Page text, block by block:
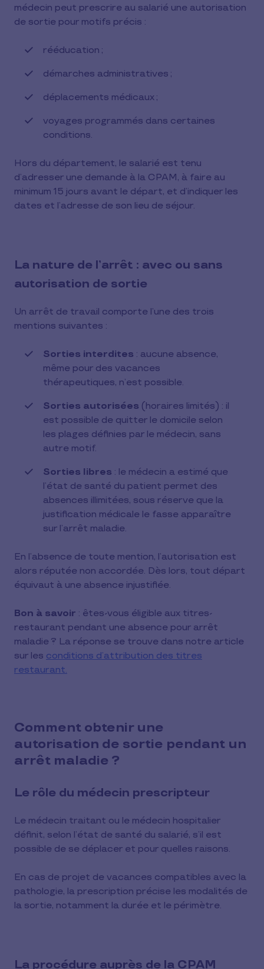
médecin peut prescrire au salarié une autorisation
de sortie pour motifs précis :
rééducation ;
démarches administratives ;
déplacements médicaux ;
voyages programmés dans certaines
conditions.
Hors du département, le salarié est tenu
d’adresser une demande à la CPAM, à faire au
minimum 15 jours avant le départ, et d’indiquer les
dates et l’adresse de son lieu de séjour.
La nature de l’arrêt : avec ou sans
autorisation de sortie
Un arrêt de travail comporte l’une des trois
mentions suivantes :
Sorties interdites : aucune absence,
même pour des vacances
thérapeutiques, n’est possible.
Sorties autorisées (horaires limités) : il
est possible de quitter le domicile selon
les plages définies par le médecin, sans
autre motif.
Sorties libres : le médecin a estimé que
l’état de santé du patient permet des
absences illimitées, sous réserve que la
justification médicale le fasse apparaître
sur l’arrêt maladie.
En l’absence de toute mention, l’autorisation est
alors réputée non accordée. Dès lors, tout départ
équivaut à une absence injustifiée.
Bon à savoir : êtes-vous éligible aux titres-
restaurant pendant une absence pour arrêt
maladie ? La réponse se trouve dans notre article
sur les conditions d’attribution des titres
restaurant.
Comment obtenir une
autorisation de sortie pendant un
arrêt maladie ?
Le rôle du médecin prescripteur
Le médecin traitant ou le médecin hospitalier
définit, selon l’état de santé du salarié, s’il est
possible de se déplacer et pour quelles raisons.
En cas de projet de vacances compatibles avec la
pathologie, la prescription précise les modalités de
la sortie, notamment la durée et le périmètre.
La procédure auprès de la CPAM